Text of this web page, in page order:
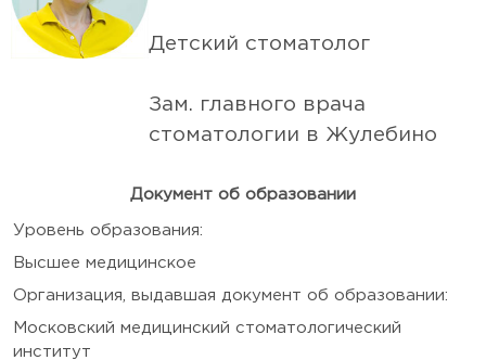
Детский стоматолог
Зам. главного врача
стоматологии в Жулебино
Документ об образовании
Уровень образования:
Высшее медицинское
Организация, выдавшая документ об образовании:
Московский медицинский стоматологический
институт